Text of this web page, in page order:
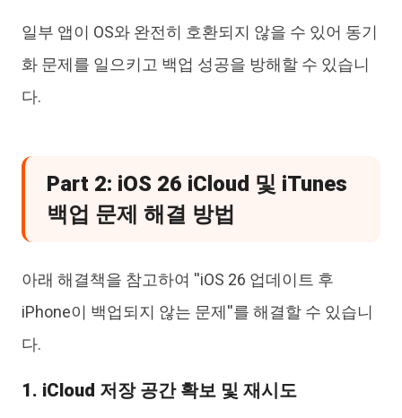
일부 앱이 OS와 완전히 호환되지 않을 수 있어 동기
화 문제를 일으키고 백업 성공을 방해할 수 있습니
다.
Part 2: iOS 26 iCloud 및 iTunes
백업 문제 해결 방법
아래 해결책을 참고하여 ''iOS 26 업데이트 후
iPhone이 백업되지 않는 문제''를 해결할 수 있습니
다.
1. iCloud 저장 공간 확보 및 재시도